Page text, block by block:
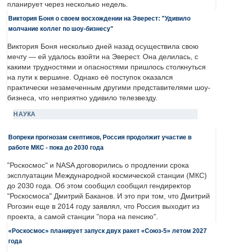
планирует через несколько недель.
Виктория Боня о своем восхождении на Эверест: "Удивило
молчание коллег по шоу-бизнесу"
Виктория Боня несколько дней назад осуществила свою
мечту — ей удалось взойти на Эверест. Она делилась, с
какими трудностями и опасностями пришлось столкнуться
на пути к вершине. Однако её поступок оказался
практически незамеченным другими представителями шоу-
бизнеса, что неприятно удивило телезвезду.
НАУКА
Вопреки прогнозам скептиков, Россия продолжит участие в
работе МКС - пока до 2030 года
"Роскосмос" и NASA договорились о продлении срока
эксплуатации Международной космической станции (МКС)
до 2030 года. Об этом сообщил сообщил гендиректор
"Роскосмоса" Дмитрий Баканов. И это при том, что Дмитрий
Рогозин еще в 2014 году заявлял, что Россия выходит из
проекта, а самой станции "пора на пенсию".
«Роскосмос» планирует запуск двух ракет «Союз-5» летом 2027
года